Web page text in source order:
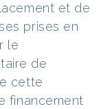
et de
prises en
le
de
cette
financement